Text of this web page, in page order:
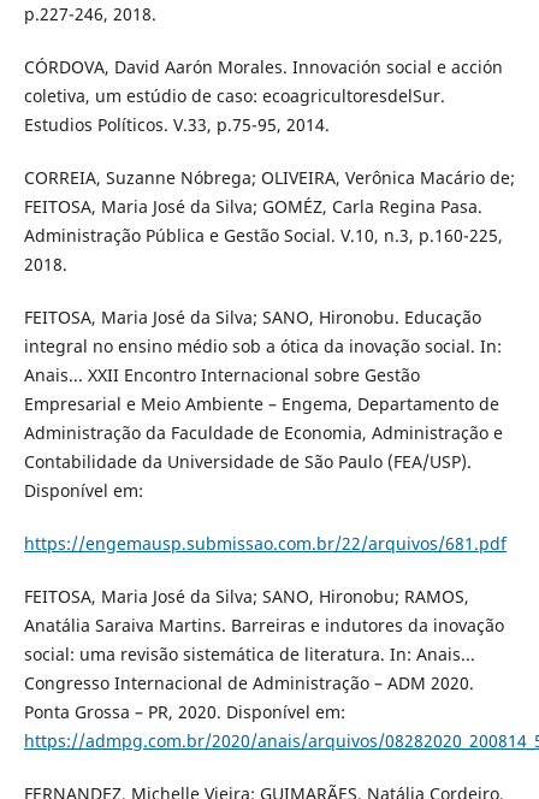
p.227-246, 2018.
CÓRDOVA, David Aarón Morales. Innovación social e acción
coletiva, um estúdio de caso: ecoagricultoresdelSur.
Estudios Políticos. V.33, p.75-95, 2014.
CORREIA, Suzanne Nóbrega; OLIVEIRA, Verônica Macário de;
FEITOSA, Maria José da Silva; GOMÉZ, Carla Regina Pasa.
Administração Pública e Gestão Social. V.10, n.3, p.160-225,
2018.
FEITOSA, Maria José da Silva; SANO, Hironobu. Educação
integral no ensino médio sob a ótica da inovação social. In:
Anais... XXII Encontro Internacional sobre Gestão
Empresarial e Meio Ambiente – Engema, Departamento de
Administração da Faculdade de Economia, Administração e
Contabilidade da Universidade de São Paulo (FEA/USP).
Disponível em:
https://engemausp.submissao.com.br/22/arquivos/681.pdf
FEITOSA, Maria José da Silva; SANO, Hironobu; RAMOS,
Anatália Saraiva Martins. Barreiras e indutores da inovação
social: uma revisão sistemática de literatura. In: Anais...
Congresso Internacional de Administração – ADM 2020.
Ponta Grossa – PR, 2020. Disponível em:
https://admpg.com.br/2020/anais/arquivos/
FERNANDEZ, Michelle Vieira; GUIMARÃES, Natália Cordeiro.